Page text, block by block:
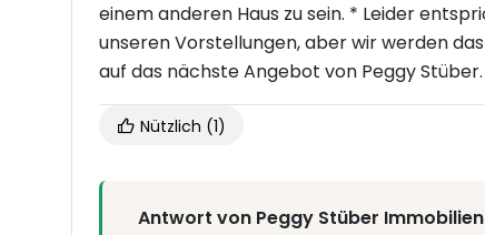
einem anderen Haus zu sein. * Leider
unseren Vorstellungen, aber wir werden
auf das nächste Angebot von Peggy Stüber.
Nützlich (1)
Antwort von Peggy Stüber Immobilien